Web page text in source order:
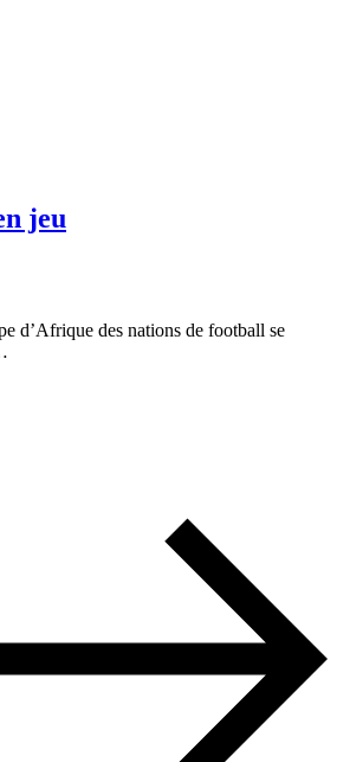
jeu
d’Afrique des nations de football se